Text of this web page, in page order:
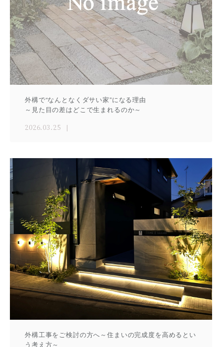
外構で“なんとなくダサい家”になる理由
～見た目の差はどこで生まれるのか～
2026.03.25
外構工事をご検討の方へ～住まいの完成度を高めるとい
う考え方～